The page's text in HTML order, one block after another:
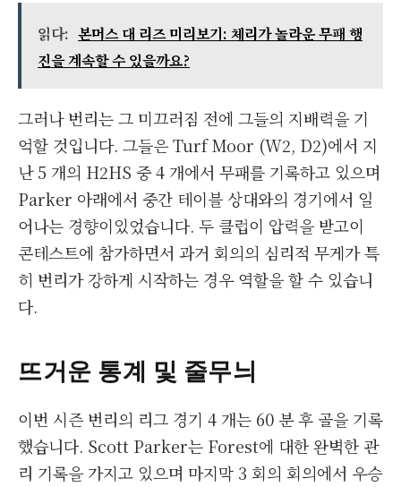
읽다: 본머스 대 리즈 미리보기: 체리가 놀라운 무패 행
진을 계속할 수 있을까요?
그러나 번리는 그 미끄러짐 전에 그들의 지배력을 기
억할 것입니다. 그들은 Turf Moor (W2, D2)에서 지
난 5 개의 H2HS 중 4 개에서 무패를 기록하고 있으며
Parker 아래에서 중간 테이블 상대와의 경기에서 일
어나는 경향이있었습니다. 두 클럽이 압력을 받고이
콘테스트에 참가하면서 과거 회의의 심리적 무게가 특
히 번리가 강하게 시작하는 경우 역할을 할 수 있습니
다.
뜨거운 통계 및 줄무늬
이번 시즌 번리의 리그 경기 4 개는 60 분 후 골을 기록
했습니다. Scott Parker는 Forest에 대한 완벽한 관
리 기록을 가지고 있으며 마지막 3 회의 회의에서 우승